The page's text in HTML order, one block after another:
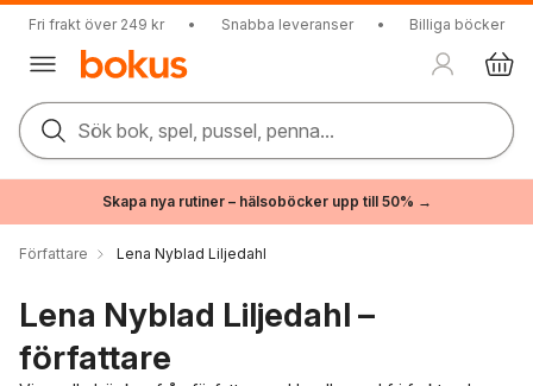
Fri frakt över 249 kr • Snabba leveranser • Billiga böcker
Sök bok, spel, pussel, penna...
Skapa nya rutiner – hälsoböcker upp till 50% →
Författare Lena Nyblad Liljedahl
Lena Nyblad Liljedahl –
författare